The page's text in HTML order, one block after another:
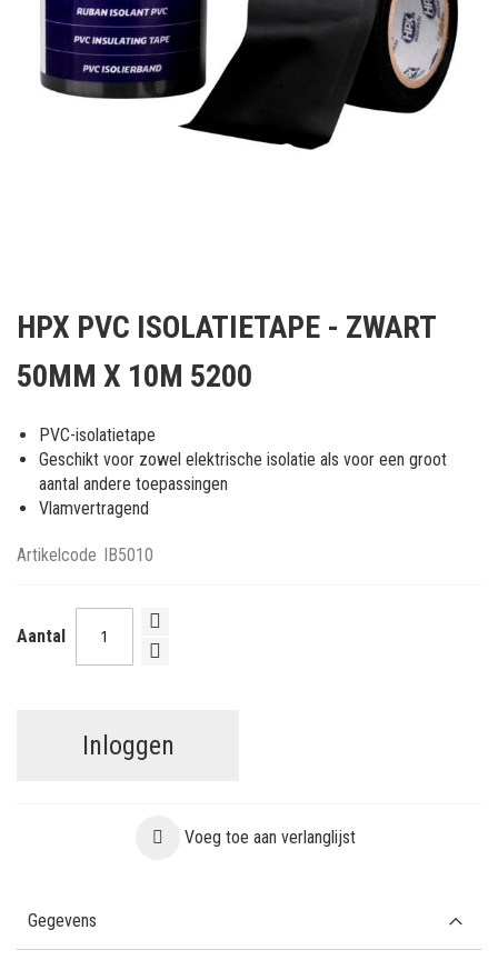
het
van
afbeeldingen-
gallerij
HPX PVC ISOLATIETAPE - ZWART
50MM X 10M 5200
PVC-isolatietape
Geschikt voor zowel elektrische isolatie als voor een groot
aantal andere toepassingen
Vlamvertragend
Artikelcode IB5010
Aantal
Inloggen
Voeg toe aan verlanglijst
Gegevens